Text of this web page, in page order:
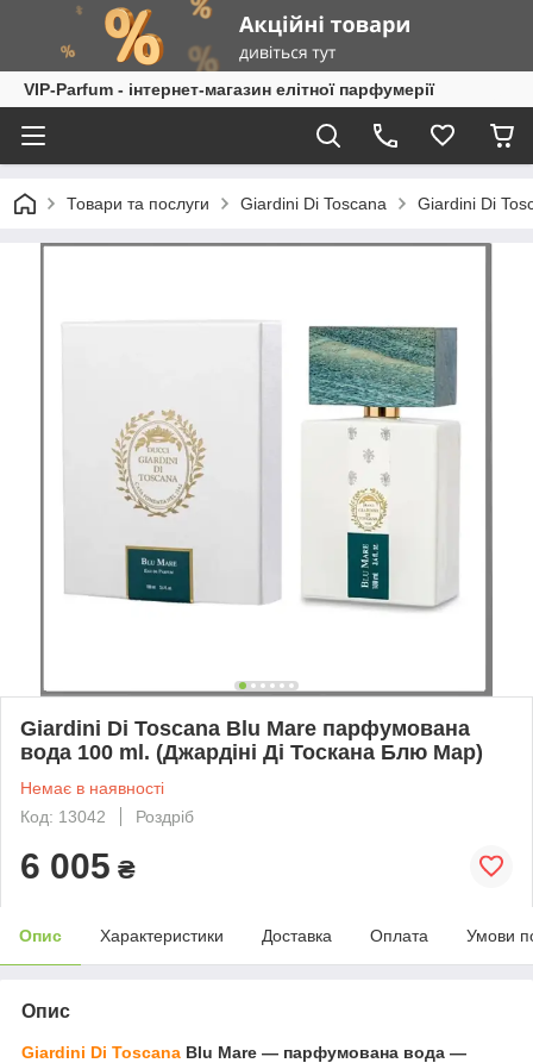
VIP-Parfum - інтернет-магазин елітної парфумерії
Товари та послуги Giardini Di Toscana Giardini Di
Giardini Di Toscana Blu Mare парфумована
вода 100 ml. (Джардіні Ді Тоскана Блю Мар)
Немає в наявності
Код: 13042
Роздріб
6 005 ₴
Опис Характеристики Доставка Оплата Умови
Опис
Giardini Di Toscana Blu Mare — парфумована вода —